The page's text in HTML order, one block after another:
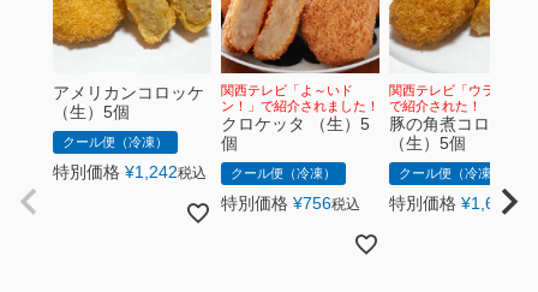
アメリカンコロッケ
（生）5個
クール便（冷凍）
特別価格 ¥1,242税込
関西テレビ「よ～いド
ン！」で紹介されました！
クロケッタ （生）5
個
クール便（冷凍）
特別価格 ¥756税込
関西テレビ「ウラマヨ！
で紹介された！
豚の角煮コロッケ
（生）5個
クール便（冷凍）
特別価格 ¥1,620税